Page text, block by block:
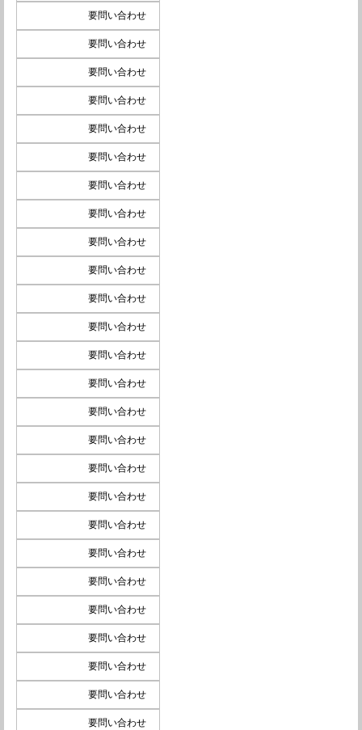
要問い合わせ
要問い合わせ
要問い合わせ
要問い合わせ
要問い合わせ
要問い合わせ
要問い合わせ
要問い合わせ
要問い合わせ
要問い合わせ
要問い合わせ
要問い合わせ
要問い合わせ
要問い合わせ
要問い合わせ
要問い合わせ
要問い合わせ
要問い合わせ
要問い合わせ
要問い合わせ
要問い合わせ
要問い合わせ
要問い合わせ
要問い合わせ
要問い合わせ
要問い合わせ